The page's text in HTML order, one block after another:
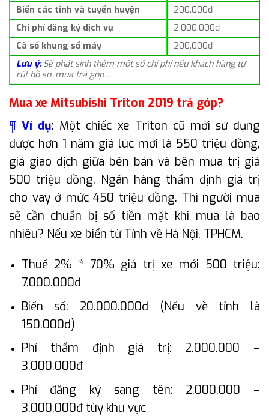
Biển các tỉnh và tuyến huyện
200.000đ
Chi phí đăng ký dịch vụ
2.000.000đ
Cà số khung số máy
200.000đ
Lưu ý: Sẽ phát sinh thêm một số chi phí nếu khách hàng tự
rút hồ sơ, mua trả góp ..
Mua xe Mitsubishi Triton 2019 trả góp?
¶ Ví dụ: Một chiếc xe Triton cũ mới sử dụng
được hơn 1 năm giá lúc mới là 550 triệu đồng,
giá giao dịch giữa bên bán và bên mua trị giá
500 triệu đồng. Ngân hàng thẩm định giá trị
cho vay ở mức 450 triệu đồng. Thì người mua
sẽ cần chuẩn bị số tiền mặt khi mua là bao
nhiêu? Nếu xe biển từ Tỉnh về Hà Nội, TPHCM.
Thuế 2% * 70% giá trị xe mới 500 triệu:
7.000.000đ
Biển số: 20.000.000đ (Nếu về tỉnh là
150.000đ)
Phí thẩm định giá trị: 2.000.000 –
3.000.000đ
Phí đăng ký sang tên: 2.000.000 –
3.000.000đ tùy khu vực